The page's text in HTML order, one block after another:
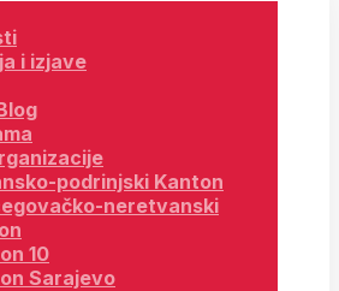
i izjave
podrinjski Kanton
neretvanski
10
Sarajevo